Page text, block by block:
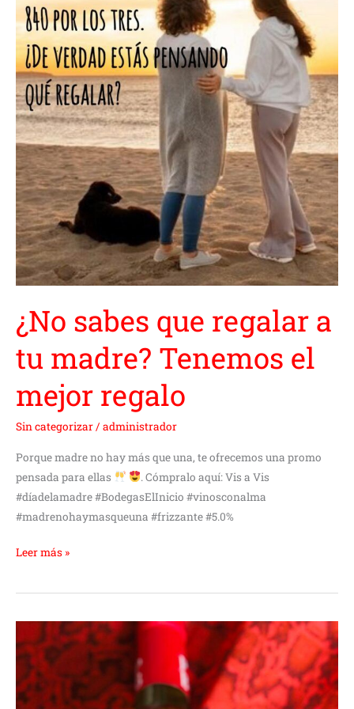
¿No sabes que regalar a
tu madre? Tenemos el
mejor regalo
Sin categorizar/ administrador
Porque madre no hay más que una, te ofrecemos una promo
pensada para ellas
. Cómpralo aquí: Vis a Vis
#díadelamadre #BodegasElInicio #vinosconalma
#madrenohaymasqueuna #frizzante #5.0%
Leer más »
Blanca,
nuestro
Verdejo